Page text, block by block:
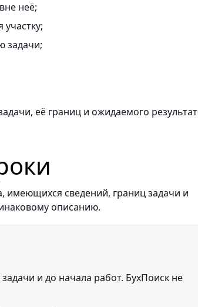
неё;
задачи;
её границ и ожидаемого
имеющихся сведений, границ задачи и
описанию.
и до начала работ. БухПоиск не